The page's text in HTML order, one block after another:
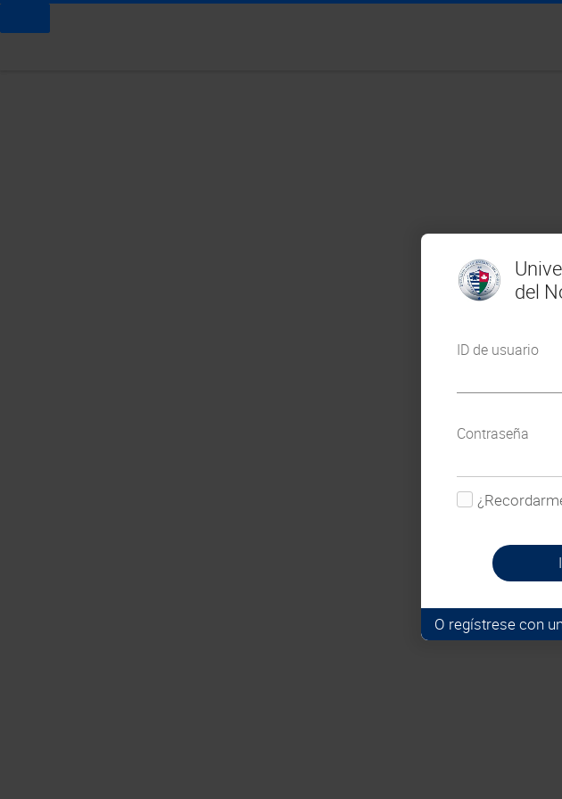
del
ID de usuario
Contraseña
O regístrese con